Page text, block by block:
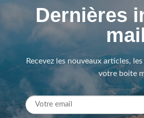
Dernières
Recevez les nouveaux articles,
votre boite